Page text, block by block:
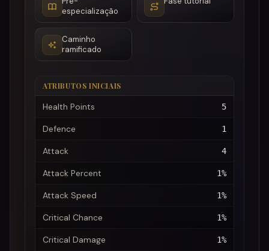
especialização
Caminho
ramificado
ATRIBUTOS INICIAIS
Health Points 5
Defence 1
Attack 4
Attack Percent 1%
Attack Speed 1%
Critical Chance 1%
Critical Damage 1%